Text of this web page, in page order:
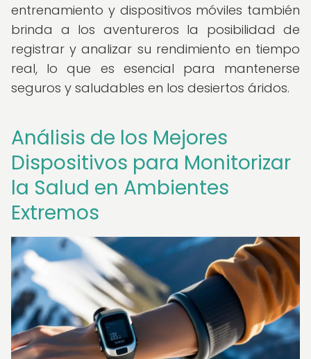
entrenamiento y dispositivos móviles también
brinda a los aventureros la posibilidad de
registrar y analizar su rendimiento en tiempo
real, lo que es esencial para mantenerse
seguros y saludables en los desiertos áridos.
Análisis de los Mejores
Dispositivos para Monitorizar
la Salud en Ambientes
Extremos